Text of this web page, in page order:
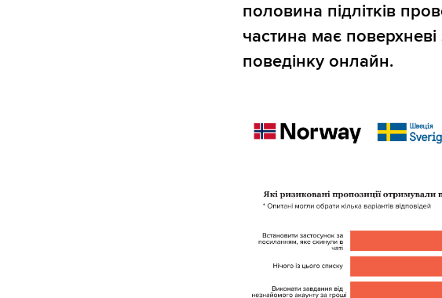
половина підлітків
частина має
поведінку онлайн.